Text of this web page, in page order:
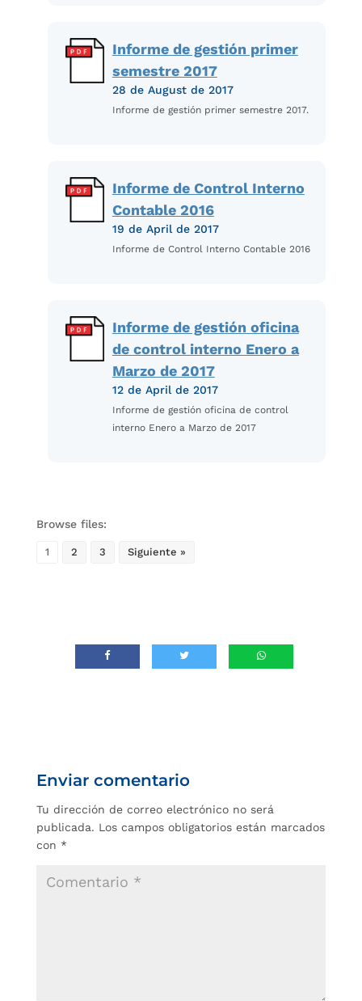
Informe de gestión primer
semestre 2017
28 de August de 2017
Informe de gestión primer semestre 2017.
Informe de Control Interno
Contable 2016
19 de April de 2017
Informe de Control Interno Contable 2016
Informe de gestión oficina
de control interno Enero a
Marzo de 2017
12 de April de 2017
Informe de gestión oficina de control
interno Enero a Marzo de 2017
Browse files:
1 2 3 Siguiente »
Enviar comentario
Tu dirección de correo electrónico no será
publicada. Los campos obligatorios están marcados
con *